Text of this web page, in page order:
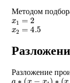
Методом
x1=2
x2 =4.5
Разложение
a ∗(x−x1)∗ (x−